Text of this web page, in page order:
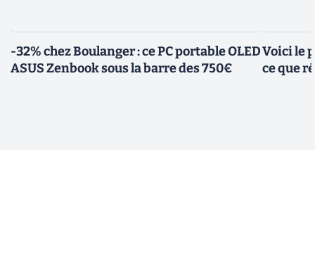
-32% chez Boulanger : ce PC portable OLED
ASUS Zenbook sous la barre des 750€
Voici le
ce que